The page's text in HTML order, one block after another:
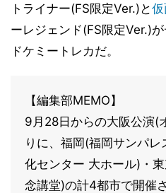
トライナー(FS限定Ver.)と
ーレジェンド(FS限定Ver.)
ドケミートレカだ。
【編集部MEMO】
9月28日からの大阪公演(
りに、福岡(福岡サンパ
化センター 大ホール)・
念講堂)の計4都市で開催